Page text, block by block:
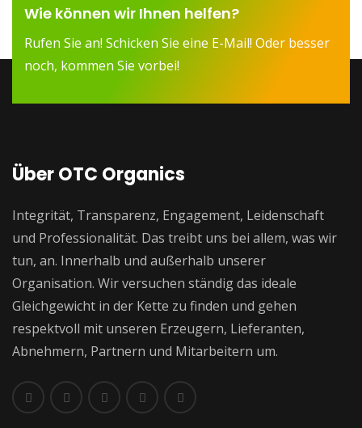
Wie können wir Ihnen helfen?
Rufen Sie an! Schicken Sie eine E-Mail! Oder besser
noch, kommen Sie vorbei!
Über OTC Organics
Integrität, Transparenz, Engagement, Leidenschaft
und Professionalität. Das treibt uns bei allem, was wir
tun, an. Innerhalb und außerhalb unserer
Organisation. Wir versuchen ständig das ideale
Gleichgewicht in der Kette zu finden und gehen
respektvoll mit unseren Erzeugern, Lieferanten,
Abnehmern, Partnern und Mitarbeitern um.